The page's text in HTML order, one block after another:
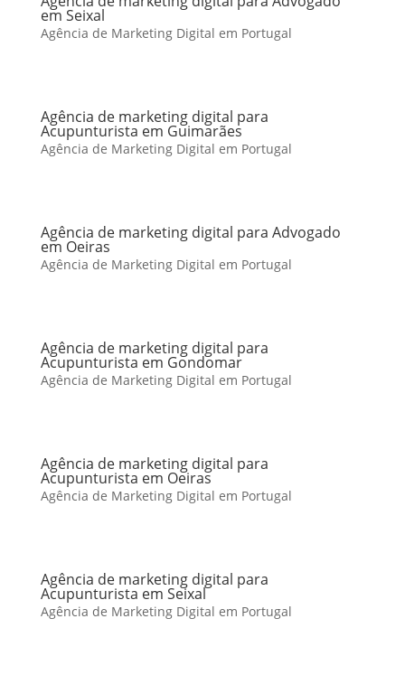
em Seixal
Agência de Marketing Digital em Portugal
Agência de marketing digital para
Acupunturista em Guimarães
Agência de Marketing Digital em Portugal
Agência de marketing digital para Advogado
em Oeiras
Agência de Marketing Digital em Portugal
Agência de marketing digital para
Acupunturista em Gondomar
Agência de Marketing Digital em Portugal
Agência de marketing digital para
Acupunturista em Oeiras
Agência de Marketing Digital em Portugal
Agência de marketing digital para
Acupunturista em Seixal
Agência de Marketing Digital em Portugal